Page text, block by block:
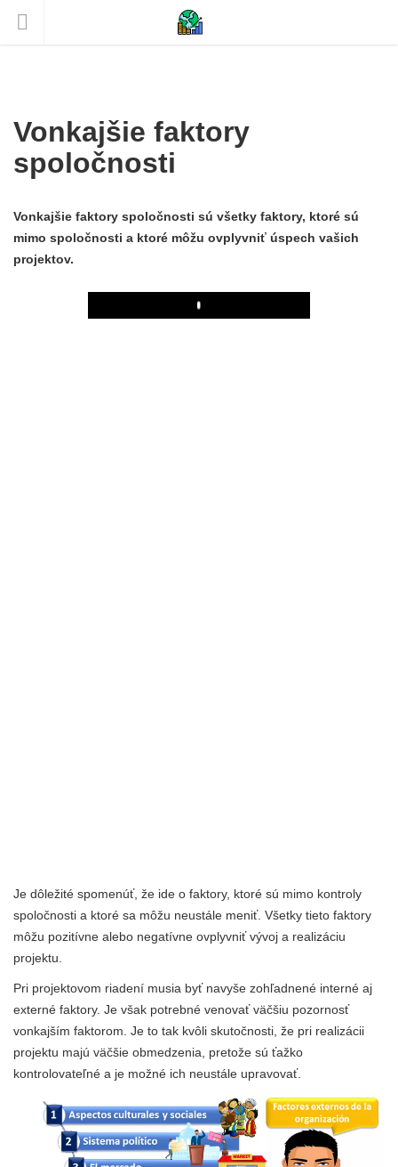
Vonkajšie faktory
spoločnosti
Vonkajšie faktory spoločnosti sú všetky faktory, ktoré sú
mimo spoločnosti a ktoré môžu ovplyvniť úspech vašich
projektov.
Play
Je dôležité spomenúť, že ide o faktory, ktoré sú mimo kontroly
spoločnosti a ktoré sa môžu neustále meniť. Všetky tieto faktory
môžu pozitívne alebo negatívne ovplyvniť vývoj a realizáciu
projektu.
Pri projektovom riadení musia byť navyše zohľadnené interné aj
externé faktory. Je však potrebné venovať väčšiu pozornosť
vonkajším faktorom. Je to tak kvôli skutočnosti, že pri realizácii
projektu majú väčšie obmedzenia, pretože sú ťažko
kontrolovateľné a je možné ich neustále upravovať.